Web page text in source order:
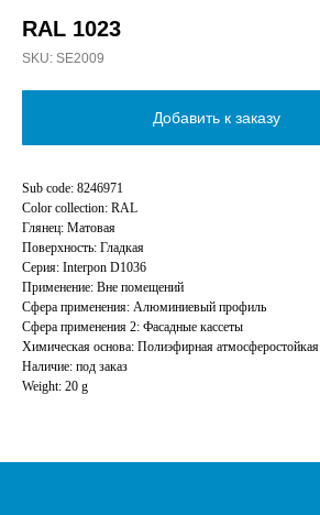
RAL 1023
SKU: SE2009
Добавить к заказу
Sub code: 8246971
Color collection: RAL
Глянец: Матовая
Поверхность: Гладкая
Серия: Interpon D1036
Применение: Вне помещений
Сфера применения: Алюминиевый профиль
Сфера применения 2: Фасадные кассеты
Химическая основа: Полиэфирная атмосферостойкая
Наличие: под заказ
Weight: 20 g